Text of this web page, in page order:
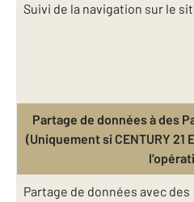
Suivi de la navigation sur le
Partage de données à des
(Uniquement si CENTURY
Partage de données avec des